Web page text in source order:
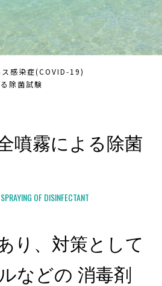
感染症(COVID‑19)
除菌試験
噴霧による除菌
OF DISINFECTANT
り、対策として
などの 消毒剤